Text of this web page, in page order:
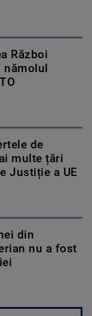
Război
de
multe țări
Justiție a UE
din
nu a fost